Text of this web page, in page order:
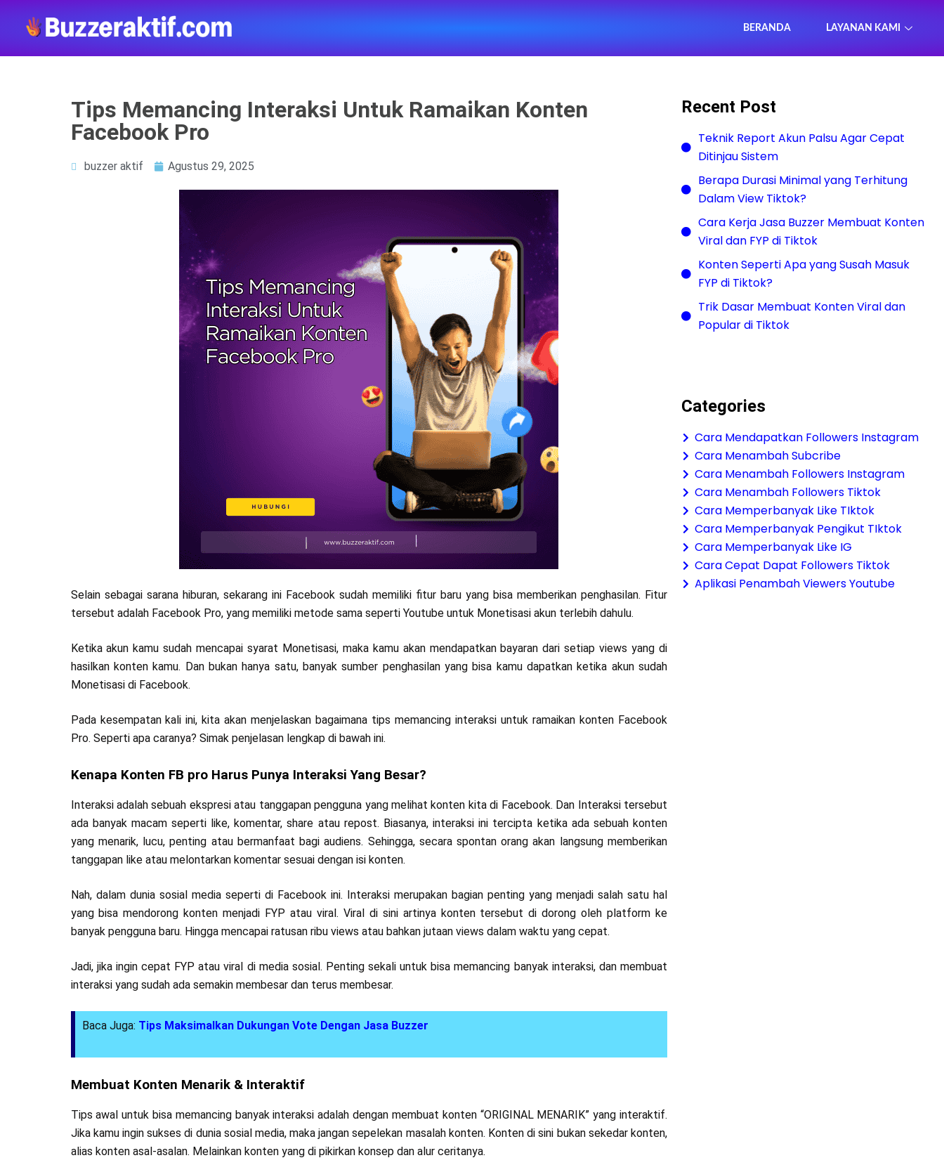
BERANDA LAYANAN KAMI
Tips Memancing Interaksi Untuk Ramaikan Konten
Facebook Pro
buzzer aktif Agustus 29, 2025
Selain sebagai sarana hiburan, sekarang ini Facebook sudah memiliki fitur baru yang bisa memberikan penghasilan. Fitur
tersebut adalah Facebook Pro, yang memiliki metode sama seperti Youtube untuk Monetisasi akun terlebih dahulu.
Ketika akun kamu sudah mencapai syarat Monetisasi, maka kamu akan mendapatkan bayaran dari setiap views yang di
hasilkan konten kamu. Dan bukan hanya satu, banyak sumber penghasilan yang bisa kamu dapatkan ketika akun sudah
Monetisasi di Facebook.
Pada kesempatan kali ini, kita akan menjelaskan bagaimana tips memancing interaksi untuk ramaikan konten Facebook
Pro. Seperti apa caranya? Simak penjelasan lengkap di bawah ini.
Kenapa Konten FB pro Harus Punya Interaksi Yang Besar?
Interaksi adalah sebuah ekspresi atau tanggapan pengguna yang melihat konten kita di Facebook. Dan Interaksi tersebut
ada banyak macam seperti like, komentar, share atau repost. Biasanya, interaksi ini tercipta ketika ada sebuah konten
yang menarik, lucu, penting atau bermanfaat bagi audiens. Sehingga, secara spontan orang akan langsung memberikan
tanggapan like atau melontarkan komentar sesuai dengan isi konten.
Nah, dalam dunia sosial media seperti di Facebook ini. Interaksi merupakan bagian penting yang menjadi salah satu hal
yang bisa mendorong konten menjadi FYP atau viral. Viral di sini artinya konten tersebut di dorong oleh platform ke
banyak pengguna baru. Hingga mencapai ratusan ribu views atau bahkan jutaan views dalam waktu yang cepat.
Jadi, jika ingin cepat FYP atau viral di media sosial. Penting sekali untuk bisa memancing banyak interaksi, dan membuat
interaksi yang sudah ada semakin membesar dan terus membesar.
Baca Juga: Tips Maksimalkan Dukungan Vote Dengan Jasa Buzzer
Membuat Konten Menarik & Interaktif
Tips awal untuk bisa memancing banyak interaksi adalah dengan membuat konten “ORIGINAL MENARIK” yang interaktif.
Jika kamu ingin sukses di dunia sosial media, maka jangan sepelekan masalah konten. Konten di sini bukan sekedar konten,
alias konten asal-asalan. Melainkan konten yang di pikirkan konsep dan alur ceritanya.
Recent Post
Teknik Report Akun Palsu Agar Cepat
Ditinjau Sistem
Berapa Durasi Minimal yang Terhitung
Dalam View Tiktok?
Cara Kerja Jasa Buzzer Membuat Konten
Viral dan FYP di Tiktok
Konten Seperti Apa yang Susah Masuk
FYP di Tiktok?
Trik Dasar Membuat Konten Viral dan
Popular di Tiktok
Categories
Cara Mendapatkan Followers Instagram
Cara Menambah Subcribe
Cara Menambah Followers Instagram
Cara Menambah Followers Tiktok
Cara Memperbanyak Like TIktok
Cara Memperbanyak Pengikut TIktok
Cara Memperbanyak Like IG
Cara Cepat Dapat Followers Tiktok
Aplikasi Penambah Viewers Youtube